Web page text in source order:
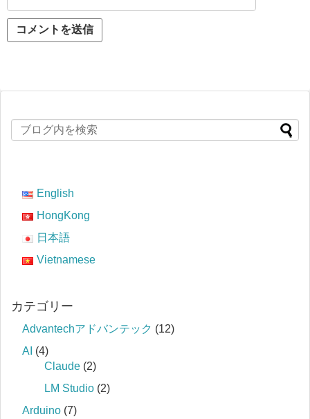
English
HongKong
日本語
Vietnamese
カテゴリー
Advantechアドバンテック (12)
AI (4)
Claude (2)
LM Studio (2)
Arduino (7)